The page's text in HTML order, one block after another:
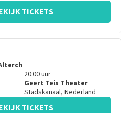
TICKETS
20:00uur
Geert Teis Theater
Stadskanaal, Nederland
TICKETS